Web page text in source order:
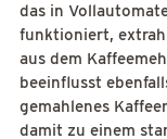
das in
funktioniert,
aus dem
beeinflusst
gemahlenes
damit zu einem